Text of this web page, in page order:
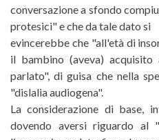
conversazione a sfondo
protesici" e che da tale dato si
evincerebbe che "all'età di
il bambino (aveva) acquisito
parlato", di guisa che nella
"dislalia audiogena".
La considerazione di base,
dovendo aversi riguardo al